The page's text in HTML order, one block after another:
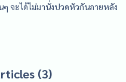
ๆ จะได้ไม่มานั่งปวดหัวกันภายหลัง
(3)